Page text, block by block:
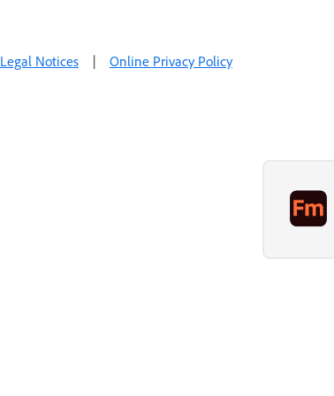
Legal Notices | Online Privacy Policy